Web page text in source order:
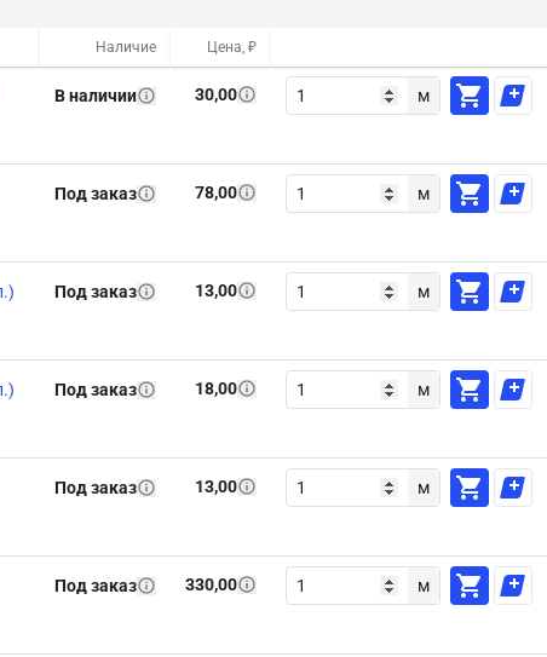
Наличие Цена, ₽
В наличии 30,00 м
Под заказ 78,00 м
Под заказ 13,00 м
Под заказ 18,00 м
Под заказ 13,00 м
Под заказ 330,00 м